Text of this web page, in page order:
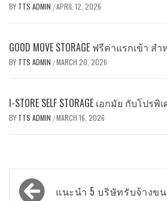
BY TTS ADMIN /APRIL 12, 2026
GOOD MOVE STORAGE ฟรีค่าแรกเข้า
BY TTS ADMIN /MARCH 20, 2026
I-STORE SELF STORAGE เอกมัย กับโป
BY TTS ADMIN /MARCH 16, 2026
Post
แนะนำ 5 บริษัทรับจ้างข